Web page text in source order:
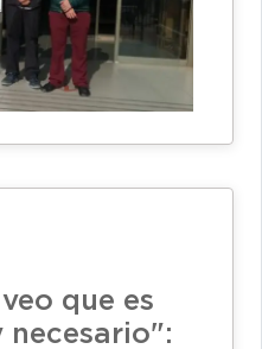
que es
necesario":